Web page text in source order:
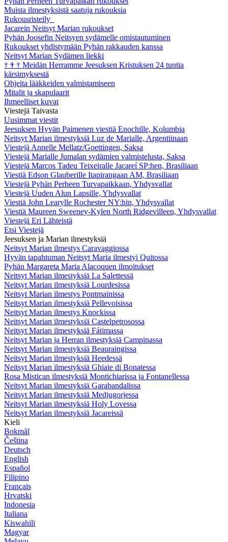
Muista ilmestyksistä saatuja rukouksia
Rukousristeily
Jacarein Neitsyt Marian rukoukset
Pyhän Joosefin Neitsyen sydämelle omistautuminen
Rukoukset yhdistymään Pyhän rakkauden kanssa
Neitsyt Marian Sydämen liekki
† † † Meidän Herramme Jeesuksen Kristuksen 24 tuntia
kärsimyksestä
Ohjeita lääkkeiden valmistamiseen
Mitalit ja skapulaarit
Ihmeelliset kuvat
Viestejä Taivasta
Uusimmat viestit
Jeesuksen Hyvän Paimenen viestiä Enochille, Kolumbia
Neitsyt Marian ilmestyksiä Luz de Marialle, Argentiinaan
Viestejä Annelle Mellatz/Goettingen, Saksa
Viestejä Marialle Jumalan sydämien valmistelusta, Saksa
Viestejä Marcos Tadeu Teixeiralle Jacareí SP:hen, Brasiliaan
Viestiä Edson Glauberille Itapirangaan AM, Brasiliaan
Viestejä Pyhän Perheen Turvapaikkaan, Yhdysvallat
Viestejä Uuden Alun Lapsille, Yhdysvallat
Viestiä John Learylle Rochester NY:hin, Yhdysvallat
Viestiä Maureen Sweeney-Kylen North Ridgevilleen, Yhdysvallat
Viestejä Eri Lähteistä
Etsi Viestejä
Jeesuksen ja Marian ilmestyksiä
Neitsyt Marian ilmestys Caravaggiossa
Hyvän tapahtuman Neitsyt Maria ilmestyi Quitossa
Pyhän Margareta Maria Alacoquen ilmoitukset
Neitsyt Marian ilmestyksiä La Salettessä
Neitsyt Marian ilmestyksiä Lourdesissa
Neitsyt Marian ilmestys Pontmainissa
Neitsyt Marian ilmestyksiä Pellevoisissa
Neitsyt Marian ilmestys Knockissa
Neitsyt Marian ilmestyksiä Castelpetrosossa
Neitsyt Marian ilmestyksiä Fátimassa
Neitsyt Marian ja Herran ilmestyksiä Campinassa
Neitsyt Marian ilmestyksiä Beauraingissa
Neitsyt Marian ilmestyksiä Heedessä
Neitsyt Marian ilmestyksiä Ghiaie di Bonatessa
Rosa Mistican ilmestyksiä Montichiarissa ja Fontanellessa
Neitsyt Marian ilmestyksiä Garabandalissa
Neitsyt Marian ilmestyksiä Medjugorjessa
Neitsyt Marian ilmestyksiä Holy Lovessa
Neitsyt Marian ilmestyksiä Jacareissä
Kieli
Bokmål
Čeština
Deutsch
English
Español
Filipino
Français
Hrvatski
Indonesia
Italiana
Kiswahili
Magyar